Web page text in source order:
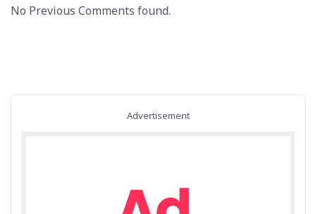
No Previous Comments found.
Advertisement